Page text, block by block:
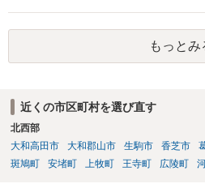
うか？ 保険は原則として受取人のも
の割合が高い場合、掛け金が一括払い
の額の場合などは特別受益として遺留
す。 多額の現金の引き出しは、相手
もっとみ
近くの市区町村を選び直す
北西部
大和高田市
大和郡山市 生駒市 香芝市
斑鳩町
安堵町 上牧町 王寺町 広陵町